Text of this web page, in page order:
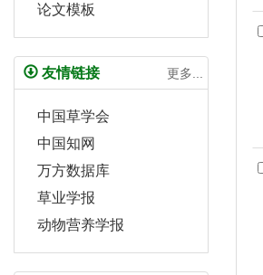
论文模板
友情链接 更多...
中国草学会
中国知网
万方数据库
草业学报
动物营养学报